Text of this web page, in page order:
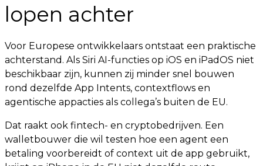
lopen achter
Voor Europese ontwikkelaars ontstaat een praktische
achterstand. Als Siri AI-functies op iOS en iPadOS niet
beschikbaar zijn, kunnen zij minder snel bouwen
rond dezelfde App Intents, contextflows en
agentische appacties als collega’s buiten de EU.
Dat raakt ook fintech- en cryptobedrijven. Een
walletbouwer die wil testen hoe een agent een
betaling voorbereidt of context uit de app gebruikt,